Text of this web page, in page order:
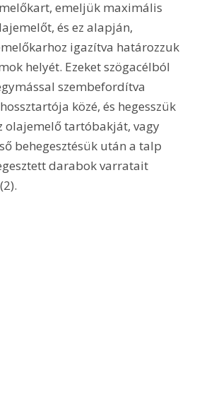
emeljük maximális
és ez alapján,
igazítva határozzuk
helyét. Ezeket szögacélból
szembefordítva
közé, és hegesszük
olajemelő tartóbakját, vagy
behegesztésük után a talp
darabok varratait